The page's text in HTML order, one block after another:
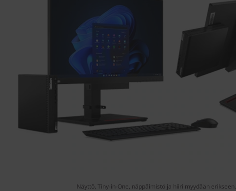
Näyttö, Tiny-in-One, näppäimistö ja hiiri myydään erikseen.